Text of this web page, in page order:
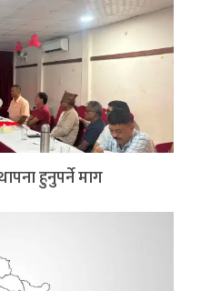
हुनुपर्ने माग